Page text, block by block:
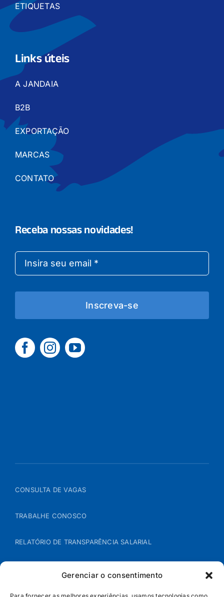
Gerenciar o consentimento
ETIQUETAS
Links úteis
A JANDAIA
B2B
EXPORTAÇÃO
MARCAS
CONTATO
Receba nossas novidades!
Inscreva-se
CONSULTA DE VAGAS
TRABALHE CONOSCO
RELATÓRIO DE TRANSPARÊNCIA SALARIAL
POLÍTICA DE COOKIES